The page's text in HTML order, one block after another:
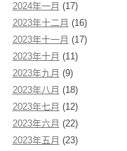
2024年一月 (17)
2023年十二月 (16)
2023年十一月 (17)
2023年十月 (11)
2023年九月 (9)
2023年八月 (18)
2023年七月 (12)
2023年六月 (22)
2023年五月 (23)